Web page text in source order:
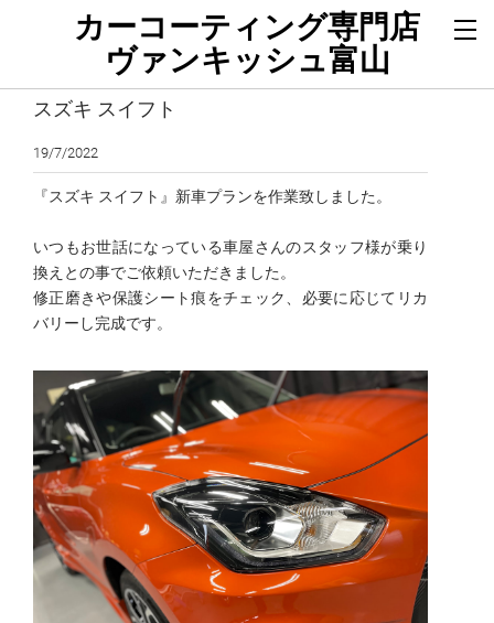
カーコーティング専門店
ヴァンキッシュ富山
スズキ スイフト
19/7/2022
『スズキ スイフト』新車プランを作業致しました。
いつもお世話になっている車屋さんのスタッフ様が乗り
換えとの事でご依頼いただきました。
修正磨きや保護シート痕をチェック、必要に応じてリカ
バリーし完成です。